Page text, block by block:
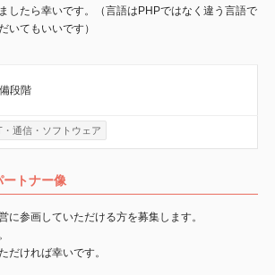
したら幸いです。（言語はPHPではなく違う言語で
いてもいいです）
段階
・通信・ソフトウェア
トナー像
に参画していただける方を募集します。
だければ幸いです。